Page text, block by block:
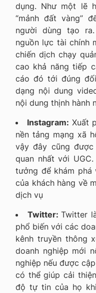
dụng. Như một lẽ
“mảnh đất vàng”
người dùng tạo
nguồn lực tài chính
chiến dịch chạy
cao khả năng tiếp
cáo đó tới đúng
dạng nội dung
nội dung thịnh hành
Instagram: Xuất
nền tảng mạng xã
vậy đây cũng
quan nhất với
tưởng để khám phá
của khách hàng về
dịch vụ
Twitter:Twitter
phổ biến với các
kênh truyền thông
doanh nghiệp mới
nghiệp nếu được
có thể giúp cải
độ tự tin của họ